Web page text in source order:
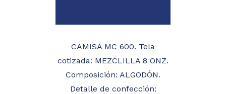
CAMISA MC 600. Tela
cotizada: MEZCLILLA 8 ONZ.
Composición: ALGODÓN.
Detalle de confección: